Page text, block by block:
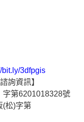
bit.ly/3dfpgis
詢資訊】
字第6201018328號
(松)字第